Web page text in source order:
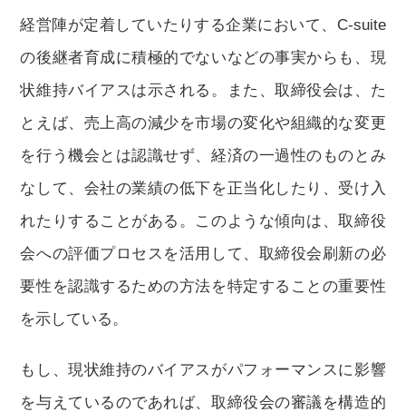
経営陣が定着していたりする企業において、C-suite
の後継者育成に積極的でないなどの事実からも、現
状維持バイアスは示される。また、取締役会は、た
とえば、売上高の減少を市場の変化や組織的な変更
を行う機会とは認識せず、経済の一過性のものとみ
なして、会社の業績の低下を正当化したり、受け入
れたりすることがある。このような傾向は、取締役
会への評価プロセスを活用して、取締役会刷新の必
要性を認識するための方法を特定することの重要性
を示している。
もし、現状維持のバイアスがパフォーマンスに影響
を与えているのであれば、取締役会の審議を構造的